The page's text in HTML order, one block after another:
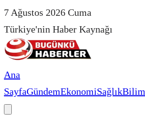
7 Ağustos 2026 Cuma
Türkiye'nin Haber Kaynağı
Ana
SayfaGündemEkonomiSağlıkBilim